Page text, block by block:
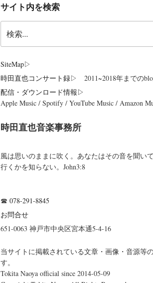
サイト内を検索
索:
SiteMap▷
時田直也コンサート録▷ 2011~2018年までの
配信・ダウンロード情報▷
Apple Music / Spotify / YouTube Music / Amazon
時田直也音楽事務所
風は思いのままに吹く。あなたはその音を聞い
行くかを知らない。John3:8
☎ 078-291-8845
お問合せ
651-0063 神戸市中央区宮本通5-4-16
当サイトに掲載されている文章・画像・音源等
す。
Tokita Naoya official since 2014-05-09